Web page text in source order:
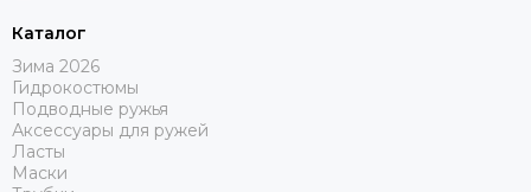
Каталог
Зима 2026
Гидрокостюмы
Подводные ружья
Аксессуары для ружей
Ласты
Маски